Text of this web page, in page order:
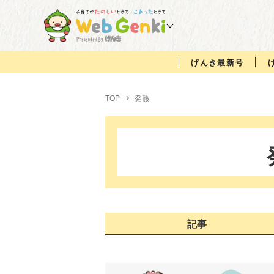
げんき最新号
TOP 発熱
記事